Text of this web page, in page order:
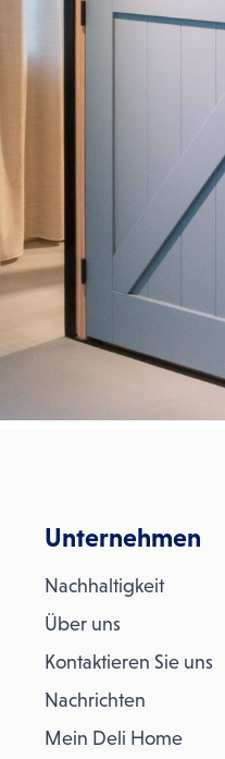
Unternehmen
Nachhaltigkeit
Über uns
Kontaktieren Sie uns
Nachrichten
Mein Deli Home